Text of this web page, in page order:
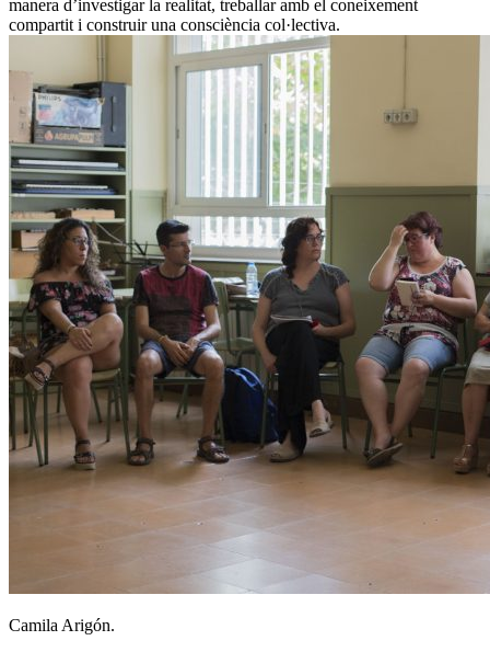
manera d’investigar la realitat, treballar amb el coneixement
compartit i construir una consciència col·lectiva.
Camila Arigón.